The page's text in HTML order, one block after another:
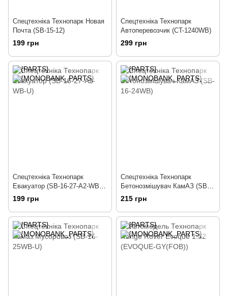
Спецтехніка Технопарк Новая
Почта (SB-15-12)
199 грн
Спецтехніка Технопарк
Автоперевозчик (CT-1240WB)
299 грн
Спецтехніка Технопарк
Евакуатор (SB-16-27-A2-WB-
U)
199 грн
Спецтехніка Технопарк
Бетонозмішувач КамАЗ (SB-
16-24WB)
215 грн